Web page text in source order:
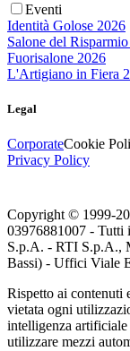
Eventi
Identità Golose 2026
Salone del
Fuorisalone 2026
L'Artigiano in Fiera
Legal
CorporateCookie
Privacy Policy
Copyright © 1999-
03976881007 - Tutti
S.p.A. - RTI S.p.A.,
Bassi) - Uffici Viale
Rispetto ai contenuti
vietata ogni
intelligenza artificiale
utilizzare mezzi